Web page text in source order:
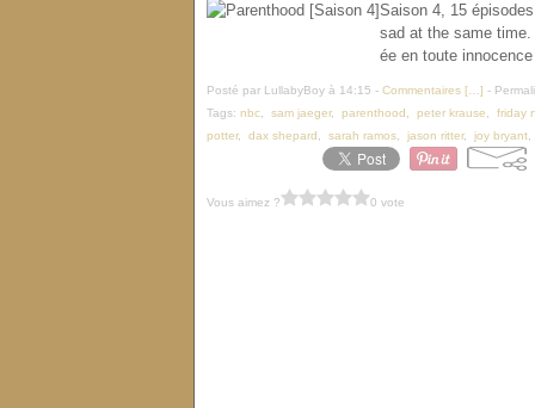
Saison 4, 15
sad at the same
ée en toute
Posté par LullabyBoy à 14:15 - Commentaires [ ] -
Tags: nbc sam jaeger, parenthood peter krause friday
potter, dax shepard sarah ramos jason ritter, joy bryant
Vous aimez ? 0 vote